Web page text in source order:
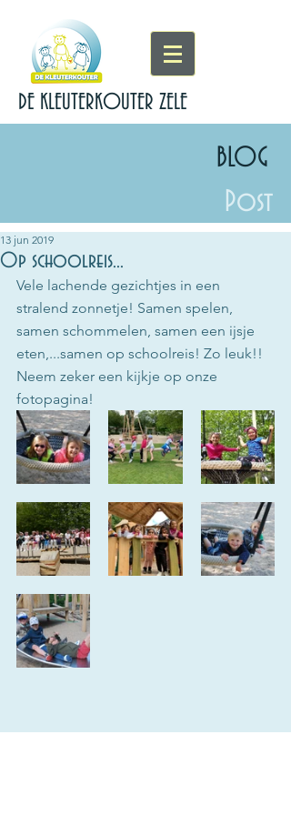
DE KLEUTERKOUTER ZELE
BLOG
Post
Op schoolreis...
13 jun 2019
Vele lachende gezichtjes in een
stralend zonnetje! Samen spelen,
samen schommelen, samen een ijsje
eten,...samen op schoolreis! Zo leuk!!
Neem zeker een kijkje op onze
fotopagina!